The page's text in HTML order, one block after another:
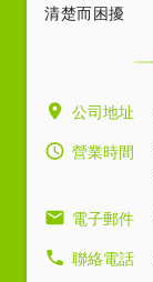
清楚而困擾
公司地址
營業時間
電子郵件
聯絡電話